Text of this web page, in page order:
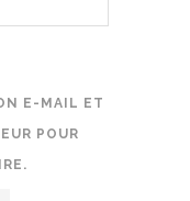
E-MAIL ET
POUR